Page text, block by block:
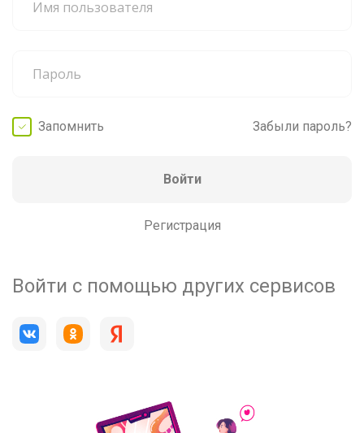
Запомнить Забыли пароль?
Войти
Регистрация
Войти с помощью других сервисов